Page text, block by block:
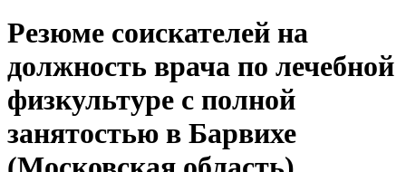
Резюме соискателей на
должность врача по лечебной
физкультуре с полной
занятостью в Барвихе